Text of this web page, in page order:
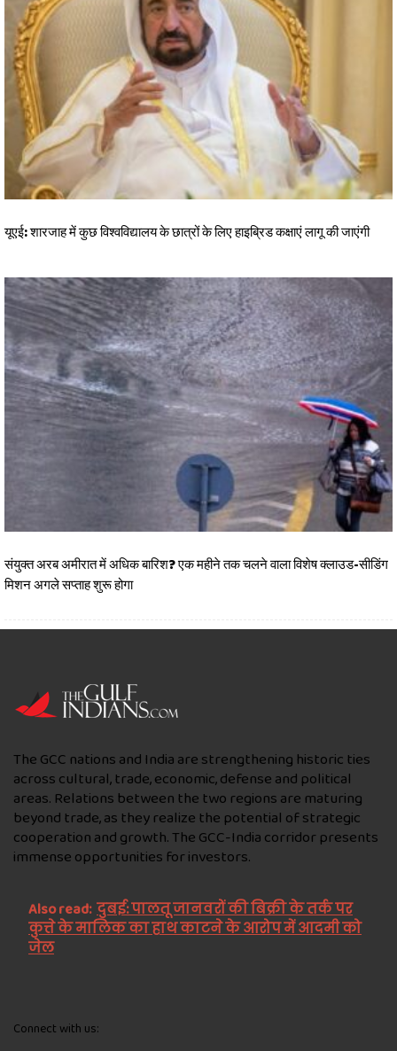
यूएई: शारजाह में कुछ विश्वविद्यालय के छात्रों के लिए हाइब्रिड कक्षाएं लागू की जाएंगी
संयुक्त अरब अमीरात में अधिक बारिश? एक महीने तक चलने वाला विशेष क्लाउड-सीडिंग
मिशन अगले सप्ताह शुरू होगा
The GCC nations and India are strengthening historic ties
across cultural, trade, economic, defense and political
areas. Relations between the two regions are maturing
beyond trade, as they realize the potential of strategic
cooperation and growth. The GCC-India corridor presents
immense opportunities for investors.
Also read: दुबई: पालतू जानवरों की बिक्री के तर्क पर
कुत्ते के मालिक का हाथ काटने के आरोप में आदमी को
जेल
Connect with us: